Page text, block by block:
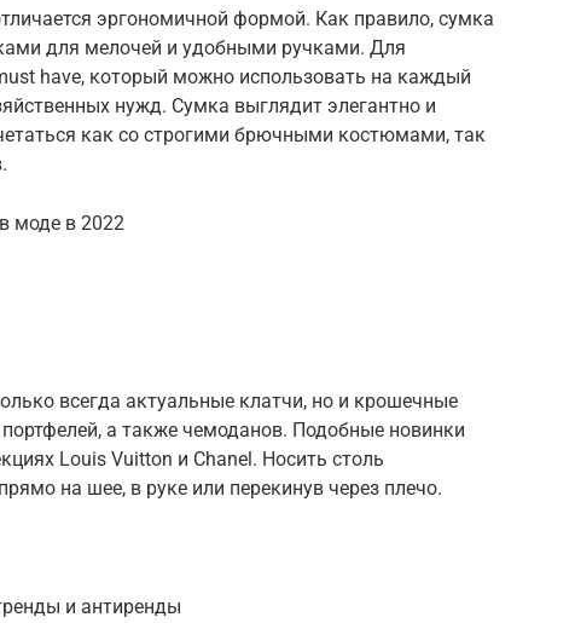
эргономичной формой. Как правило, сумка
для мелочей и удобными ручками. Для
have, который можно использовать на каждый
нужд. Сумка выглядит элегантно и
как со строгими брючными костюмами, так
моде в 2022
всегда актуальные клатчи, но и крошечные
а также чемоданов. Подобные новинки
Louis Vuitton и Chanel. Носить столь
на шее, в руке или перекинув через плечо.
и антиренды